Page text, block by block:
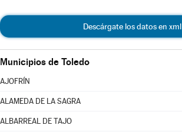
Descárgate los datos en xml
Municipios de Toledo
AJOFRÍN
ALAMEDA DE LA SAGRA
ALBARREAL DE TAJO